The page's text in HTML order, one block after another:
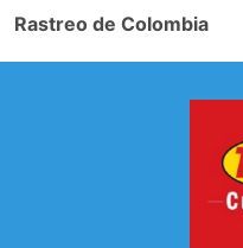
Rastreo de Colombia